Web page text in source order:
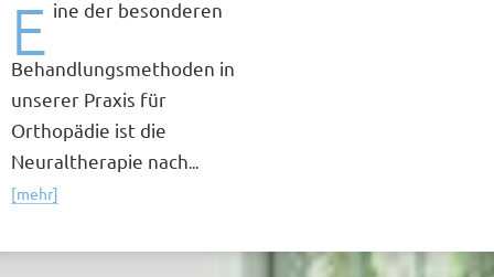
E ine der besonderen
Behandlungsmethoden in
unserer Praxis für
Orthopädie ist die
Neuraltherapie nach...
[mehr]